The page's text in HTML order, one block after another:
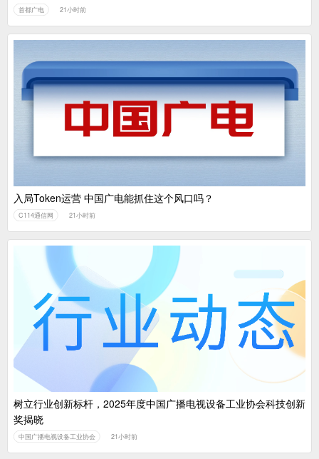
首都广电 21小时前
入局Token运营 中国广电能抓住这个风口吗？
C114通信网 21小时前
树立行业创新标杆，2025年度中国广播电视设备工业协会科技创新
奖揭晓
中国广播电视设备工业协会 21小时前